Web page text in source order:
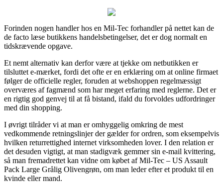
Forinden nogen handler hos en Mil-Tec forhandler på nettet kan de
de facto læse butikkens handelsbetingelser, det er dog normalt en
tidskrævende opgave.
Et nemt alternativ kan derfor være at tjekke om netbutikken er
tilsluttet e-mærket, fordi det ofte er en erklæring om at online firmaet
følger de officielle regler, foruden at webshoppen regelmæssigt
overværes af fagmænd som har meget erfaring med reglerne. Det er
en rigtig god genvej til at få bistand, ifald du forvoldes udfordringer
med din shopping.
I øvrigt tilråder vi at man er omhyggelig omkring de mest
vedkommende retningslinjer der gælder for ordren, som eksempelvis
hvilken returrettighed internet virksomheden lover. I den relation er
det desuden vigtigt, at man stadigvæk gemmer sin e-mail kvittering,
så man fremadrettet kan vidne om købet af Mil-Tec – US Assault
Pack Large Grålig Olivengrøn, om man leder efter et produkt til en
kvinde eller mand.